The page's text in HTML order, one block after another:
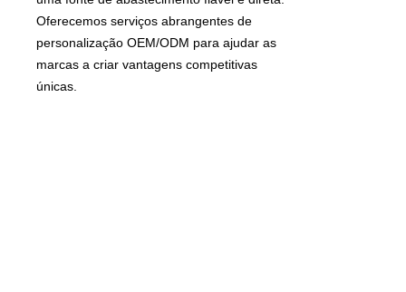
Oferecemos serviços abrangentes de
personalização OEM/ODM para ajudar as
marcas a criar vantagens competitivas
únicas.